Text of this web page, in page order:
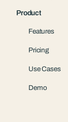
Product
Features
Pricing
Use Cases
Demo